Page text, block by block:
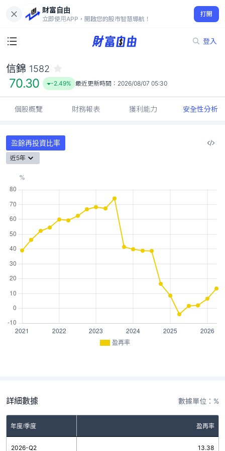
財富自由
立即使用APP，開啟您的股市智慧導航！
打開
登入
70.30
-2.49%
信錦 1582
70.30 -2.49% 最近更新時間： 2026/08/07 05:30
個股概覽 財務報表 獲利能力 安全性分析
盈餘再投資比率
近5年
盈再率
詳細數據 數據單位：%
年度/季度 盈再率
2026-Q2 13.38